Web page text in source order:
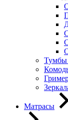
Тумбы
Матрасы